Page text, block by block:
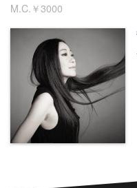
M.C.￥3000